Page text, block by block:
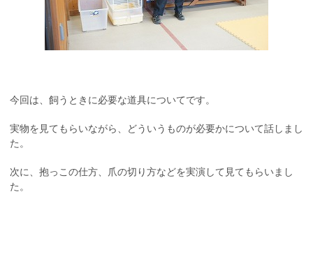
今回は、飼うときに必要な道具についてです。
実物を見てもらいながら、どういうものが必要かについて話しまし
た。
次に、抱っこの仕方、爪の切り方などを実演して見てもらいまし
た。